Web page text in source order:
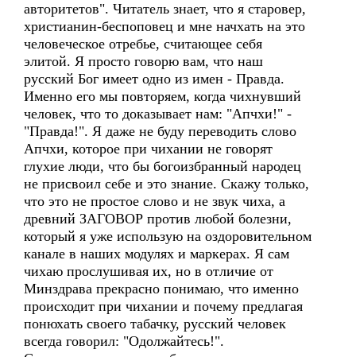
авторитетов". Читатель знает, что я старовер,
христианин-беспоповец и мне начхать на это
человеческое отребье, считающее себя
элитой. Я просто говорю вам, что наш
русский Бог имеет одно из имен - Правда.
Именно его мы повторяем, когда чихнувший
человек, что то доказывает нам: "Апчхи!" -
"Правда!". Я даже не буду переводить слово
Апчхи, которое при чихании не говорят
глухие люди, что бы богоизбранный народец
не присвоил себе и это знание. Скажу только,
что это не простое слово и не звук чиха, а
древний ЗАГОВОР против любой болезни,
который я уже использую на оздоровительном
канале в наших модулях и маркерах. Я сам
чихаю прослушивая их, но в отличие от
Минздрава прекрасно понимаю, что именно
происходит при чихании и почему предлагая
понюхать своего табачку, русский человек
всегда говорил: "Одолжайтесь!".